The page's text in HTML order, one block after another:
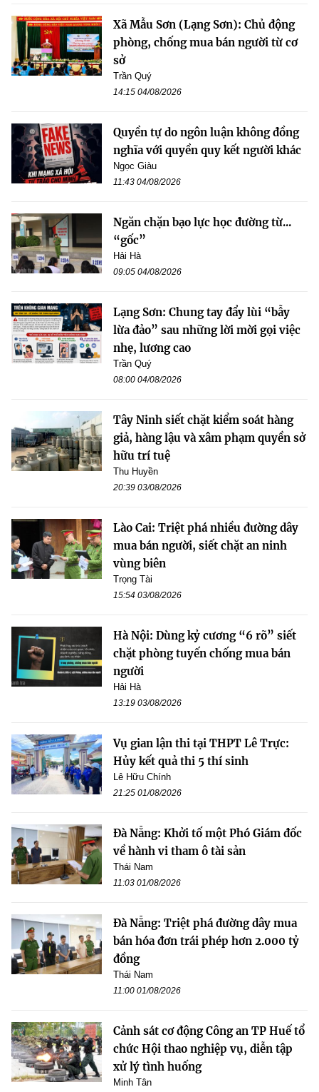
Xã Mẫu Sơn (Lạng Sơn): Chủ động
phòng, chống mua bán người từ cơ
sở
Trần Quý
14:15 04/08/2026
Quyền tự do ngôn luận không đồng
nghĩa với quyền quy kết người khác
Ngọc Giàu
11:43 04/08/2026
Ngăn chặn bạo lực học đường từ...
“gốc”
Hải Hà
09:05 04/08/2026
Lạng Sơn: Chung tay đẩy lùi “bẫy
lừa đảo” sau những lời mời gọi việc
nhẹ, lương cao
Trần Quý
08:00 04/08/2026
Tây Ninh siết chặt kiểm soát hàng
giả, hàng lậu và xâm phạm quyền sở
hữu trí tuệ
Thu Huyền
20:39 03/08/2026
Lào Cai: Triệt phá nhiều đường dây
mua bán người, siết chặt an ninh
vùng biên
Trọng Tài
15:54 03/08/2026
Hà Nội: Dùng kỷ cương “6 rõ” siết
chặt phòng tuyến chống mua bán
người
Hải Hà
13:19 03/08/2026
Vụ gian lận thi tại THPT Lê Trực:
Hủy kết quả thi 5 thí sinh
Lê Hữu Chính
21:25 01/08/2026
Đà Nẵng: Khởi tố một Phó Giám đốc
về hành vi tham ô tài sản
Thái Nam
11:03 01/08/2026
Đà Nẵng: Triệt phá đường dây mua
bán hóa đơn trái phép hơn 2.000 tỷ
đồng
Thái Nam
11:00 01/08/2026
Cảnh sát cơ động Công an TP Huế tổ
chức Hội thao nghiệp vụ, diễn tập
xử lý tình huống
Minh Tân